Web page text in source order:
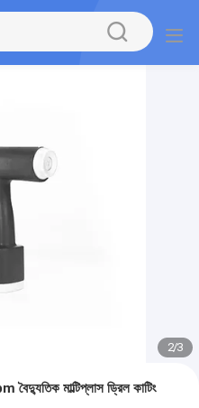
2/3
মাল্টিপ্লাস ড্রিল কাটিং